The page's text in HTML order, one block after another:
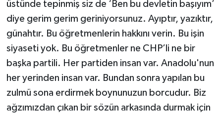
üstünde tepinmiş siz de ‘Ben bu devletin başıyım’
diye gerim gerim geriniyorsunuz. Ayıptır, yazıktır,
günahtır. Bu öğretmenlerin hakkını verin. Bu işin
siyaseti yok. Bu öğretmenler ne CHP’li ne bir
başka partili. Her partiden insan var. Anadolu'nun
her yerinden insan var. Bundan sonra yapılan bu
zulmü sona erdirmek boynunuzun borcudur. Biz
ağzımızdan çıkan bir sözün arkasında durmak için